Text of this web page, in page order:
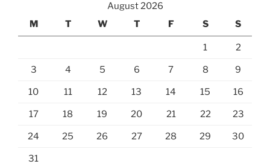
August 2026
M
T W T F S S
1 2
3 4 5 6 7 8 9
10 11 12 13 14 15 16
17 18 19 20 21 22 23
24 25 26 27 28 29 30
31